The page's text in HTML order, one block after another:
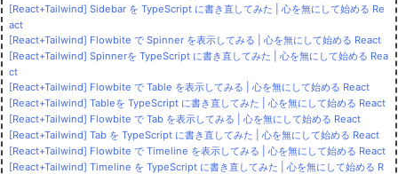
[React+Tailwind] Sidebar を TypeScript に書き直してみた | 心を無にして始める Re
act
[React+Tailwind] Flowbite で Spinner を表示してみる | 心を無にして始める React
[React+Tailwind] Spinnerを TypeScript に書き直してみた | 心を無にして始める Rea
ct
[React+Tailwind] Flowbite で Table を表示してみる | 心を無にして始める React
[React+Tailwind] Tableを TypeScript に書き直してみた | 心を無にして始める React
[React+Tailwind] Flowbite で Tab を表示してみる | 心を無にして始める React
[React+Tailwind] Tab を TypeScript に書き直してみた | 心を無にして始める React
[React+Tailwind] Flowbite で Timeline を表示してみる | 心を無にして始める React
[React+Tailwind] Timeline を TypeScript に書き直してみた | 心を無にして始める R